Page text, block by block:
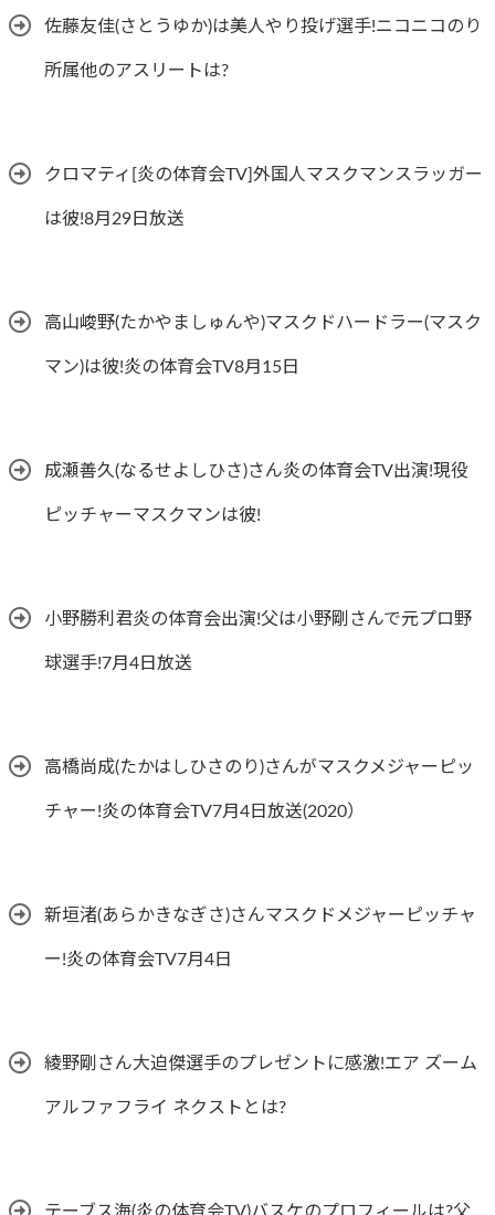
佐藤友佳(さとうゆか)は美人やり投げ選手!ニコニコのり
所属他のアスリートは?
クロマティ[炎の体育会TV]外国人マスクマンスラッガー
は彼!8月29日放送
高山峻野(たかやましゅんや)マスクドハードラー(マスク
マン)は彼!炎の体育会TV8月15日
成瀬善久(なるせよしひさ)さん炎の体育会TV出演!現役
ピッチャーマスクマンは彼!
小野勝利君炎の体育会出演!父は小野剛さんで元プロ野
球選手!7月4日放送
高橋尚成(たかはしひさのり)さんがマスクメジャーピッ
チャー!炎の体育会TV7月4日放送(2020）
新垣渚(あらかきなぎさ)さんマスクドメジャーピッチャ
ー!炎の体育会TV7月4日
綾野剛さん大迫傑選手のプレゼントに感激!エア ズーム
アルファフライ ネクストとは?